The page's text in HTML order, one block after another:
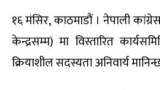
१६ मंसिर, काठमाडौं । नेपाली
केन्द्रसम्म) मा विस्तारित
क्रियाशील सदस्यता अनिवार्य